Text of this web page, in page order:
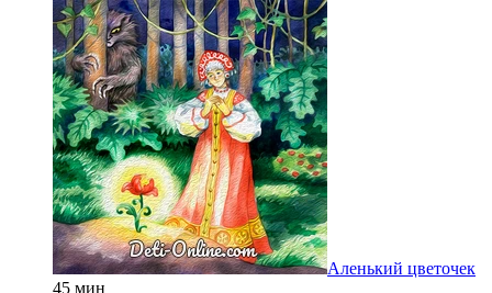
Аленький цветочек
45 мин